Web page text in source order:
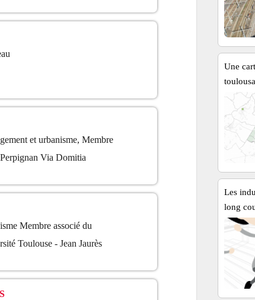
et urbanisme, Membre
Via Domitia
Membre associé du
Toulouse - Jean Jaurès
Une
Les
long